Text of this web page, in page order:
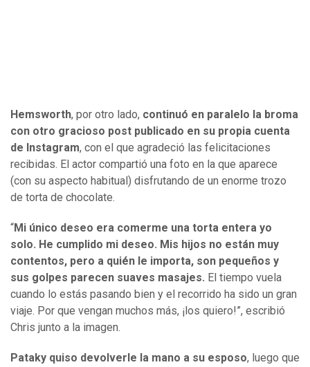
Hemsworth, por otro lado, continuó en paralelo la broma
con otro gracioso post publicado en su propia cuenta
de Instagram, con el que agradeció las felicitaciones
recibidas. El actor compartió una foto en la que aparece
(con su aspecto habitual) disfrutando de un enorme trozo
de torta de chocolate.
“Mi único deseo era comerme una torta entera yo
solo. He cumplido mi deseo. Mis hijos no están muy
contentos, pero a quién le importa, son pequeños y
sus golpes parecen suaves masajes. El tiempo vuela
cuando lo estás pasando bien y el recorrido ha sido un gran
viaje. Por que vengan muchos más, ¡los quiero!”, escribió
Chris junto a la imagen.
Pataky quiso devolverle la mano a su esposo, luego que